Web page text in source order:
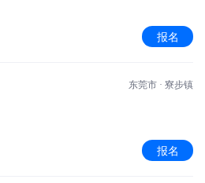
报名
东莞市 · 寮步镇
报名